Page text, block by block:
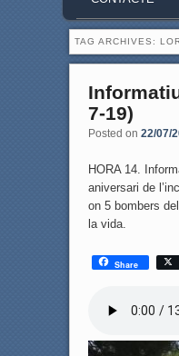
TAG ARCHIVES:
7-19)
Posted on 22/07/
HORA 14.
aniversari de
on 5 bombers
la vida.
Share